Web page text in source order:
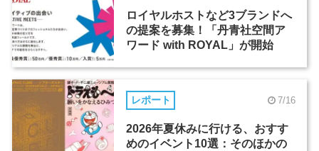
ロイヤルホストなど3ブランドへ
の提案を募集！「丹青社空間ア
ワード with ROYAL」が開始
レポート 7/16
2026年夏休みに行ける、おすす
めのイベント10選：そのほかの